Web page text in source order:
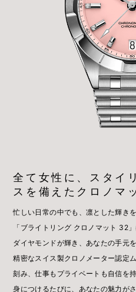
全て女性に、スタイ
スを備えたクロノマ
忙しい日常の中でも、凛とした輝き
「ブライトリング クロノマット 32
ダイヤモンドが輝き、あなたの手元
精密なスイス製クロノメーター認定
刻み、仕事もプライベートも自信を
身につけるたびに、あなたの魅力が